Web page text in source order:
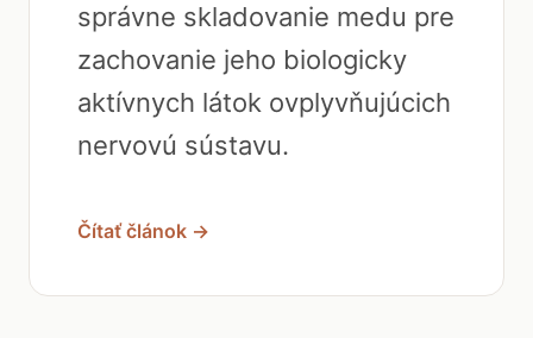
správne skladovanie medu pre
zachovanie jeho biologicky
aktívnych látok ovplyvňujúcich
nervovú sústavu.
Čítať článok →